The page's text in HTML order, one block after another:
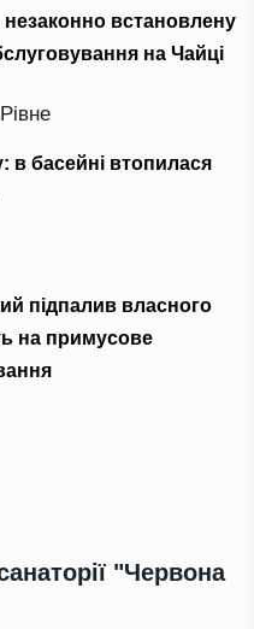
встановлену
на Чайці
в басейні втопилася
підпалив власного
на примусове
"Червона